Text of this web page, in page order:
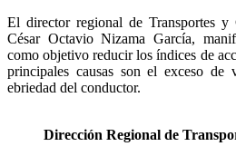
El director regional de Transportes y
César Octavio Nizama García,
como objetivo reducir los índices de
principales causas son el exceso de
ebriedad del conductor.
Dirección Regional de